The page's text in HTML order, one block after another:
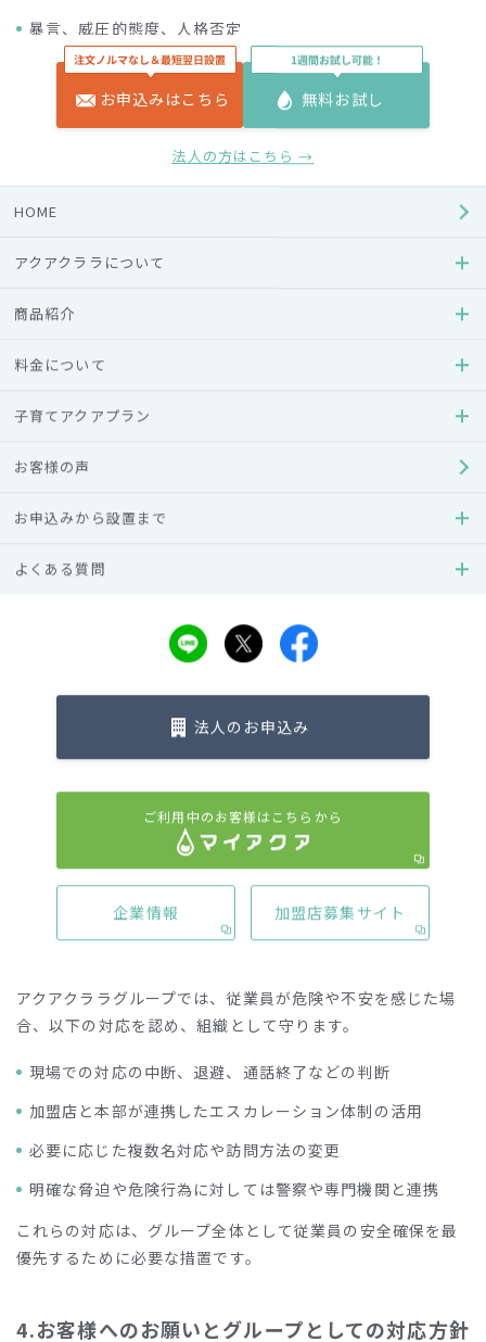
暴言、威圧的態度、人格否定
大声で怒鳴る、机を叩く、威圧的な態度を取る行為
従業員の人格や能力を否定する発言
威嚇するような口調や態度で謝罪を強要する行為
過度または不合理な要求
契約内容や規約に定めのない無償対応・返金を強く要求す
る行為
他社の事例を引き合いに出し、同様の対応を強要する行為
対応できない旨を説明したにもかかわらず、要求を繰り返
す行為
長時間の拘束や執拗な反復要求
既に説明済みの内容について、同じ説明や謝罪を何度も求
通話や面談を不必要に引き延ばし、業務の継続を妨げる行
対応終了を告げても、話をやめず拘束を続ける行為
誇張や歪曲により、当社や従業員の社会的評価を低下させ
る行為
従業員に対し、身体的危害を示唆する発言や行動
「会社に乗り込む」「危害を加える」などの脅迫的言動
業務中の従業員に対し、恐怖心を与える行為全般
3.従業員の安全確保と対応原則
アクアクララグループでは、従業員が危険や不安を感じた場
合、以下の対応を認め、組織として守ります。
現場での対応の中断、退避、通話終了などの判断
加盟店と本部が連携したエスカレーション体制の活用
必要に応じた複数名対応や訪問方法の変更
明確な脅迫や危険行為に対しては警察や専門機関と連携
これらの対応は、グループ全体として従業員の安全確保を最
優先するために必要な措置です。
4.お客様へのお願いとグループとしての対応方針
お申込みはこちら 無料お試し
法人の方はこちら →
HOME
アクアクララについて
商品紹介
料金について
子育てアクアプラン
お客様の声
お申込みから設置まで
よくある質問
法人のお申込み
ご利用中のお客様はこちらから
企業情報 加盟店募集サイト